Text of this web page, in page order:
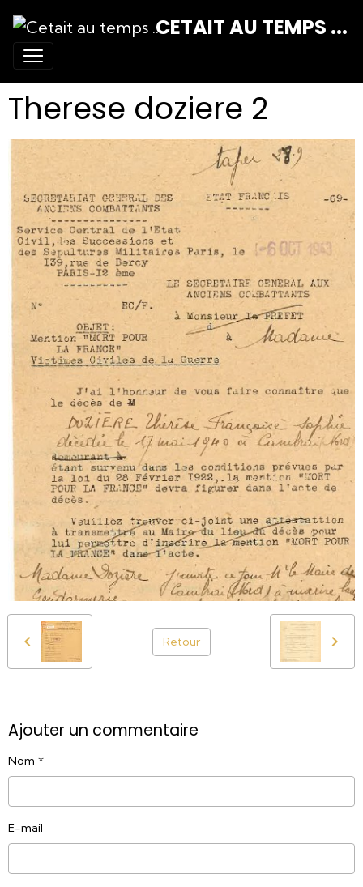
CETAIT AU TEMPS ...
Therese doziere 2
Retour
Ajouter un commentaire
Nom
E-mail